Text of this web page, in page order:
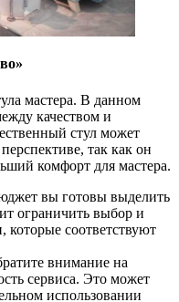
мастера. В данном
качеством и
стул может
так как он
комфорт для мастера.
вы готовы выделить
ограничить выбор и
которые соответствуют
внимание на
сервиса. Это может
использовании